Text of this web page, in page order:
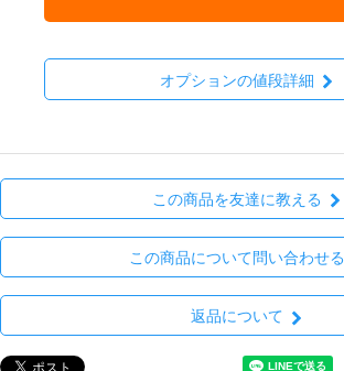
オプションの値段詳細
この商品を友達に教える
この商品について問い合わせる
返品について